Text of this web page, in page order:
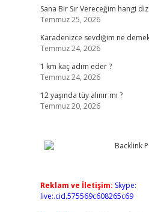
Sana Bir Sır Vereceğim hangi
Temmuz 25, 2026
Karadenizce sevdiğim ne
Temmuz 24, 2026
1 km kaç adım eder ?
Temmuz 24, 2026
12 yaşında tüy alınır mı ?
Temmuz 20, 2026
Reklam ve İletişim: Skype:
live:.cid.575569c608265c69